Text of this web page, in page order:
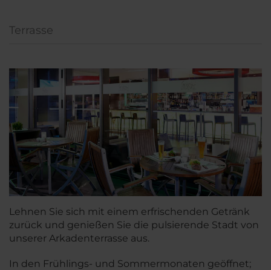
Terrasse
Lehnen Sie sich mit einem erfrischenden Getränk
zurück und genießen Sie die pulsierende Stadt von
unserer Arkadenterrasse aus.
In den Frühlings- und Sommermonaten geöffnet;